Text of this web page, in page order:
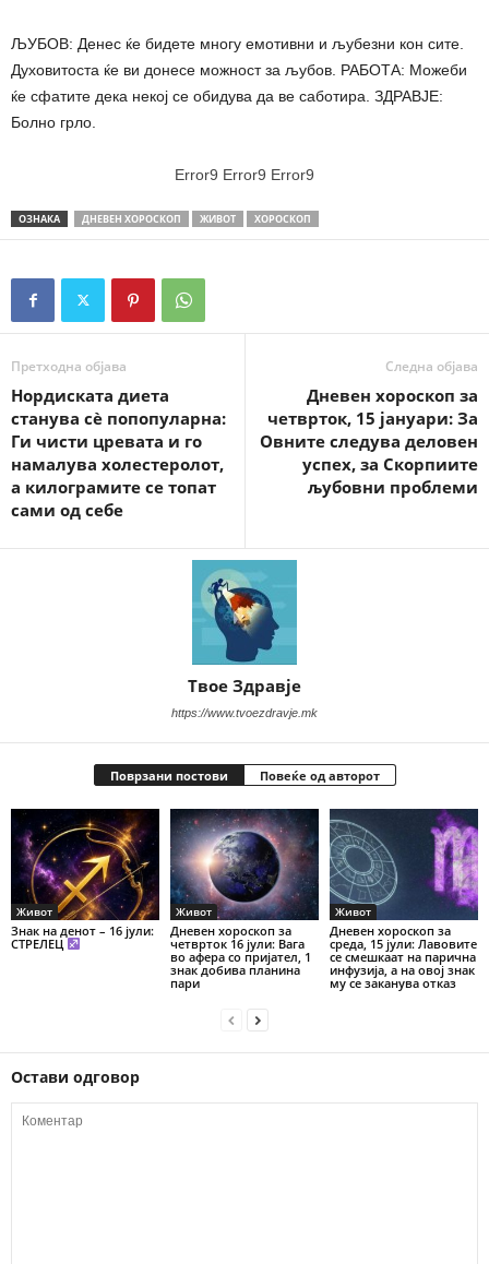
ЉУБОВ: Денес ќе бидете многу емотивни и љубезни кон сите.
Духовитоста ќе ви донесе можност за љубов. РАБОТА: Можеби
ќе сфатите дека некој се обидува да ве саботира. ЗДРАВЈЕ:
Болно грло.
Error9 Error9 Error9
ОЗНАКА ДНЕВЕН ХОРОСКОП ЖИВОТ ХОРОСКОП
Претходна објава
Нордиската диета
станува сè попопуларна:
Ги чисти цревата и го
намалува холестеролот,
а килограмите се топат
сами од себе
Следна објава
Дневен хороскоп за
четврток, 15 јануари: За
Овните следува деловен
успех, за Скорпиите
љубовни проблеми
Твое Здравје
https://www.tvoezdravje.mk
Поврзани постови Повеќе од авторот
Живот
Знак на денот – 16 јули:
СТРЕЛЕЦ
Живот
Дневен хороскоп за
четврток 16 јули: Вага
во афера со пријател, 1
знак добива планина
пари
Живот
Дневен хороскоп за
среда, 15 јули: Лавовите
се смешкаат на парична
инфузија, а на овој знак
му се заканува отказ
Остави одговор